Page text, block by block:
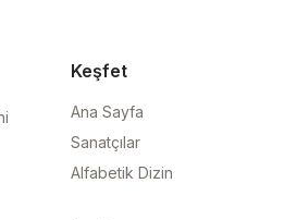
Keşfet
Ana Sayfa
Sanatçılar
Alfabetik Dizin